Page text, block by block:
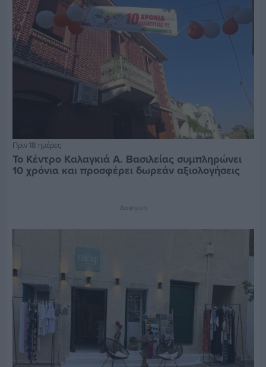
Πριν 18 ημέρες
Το Κέντρο Καλαγκιά Α. Βασιλείας συμπληρώνει
10 χρόνια και προσφέρει δωρεάν αξιολογήσεις
Διαφήμιση